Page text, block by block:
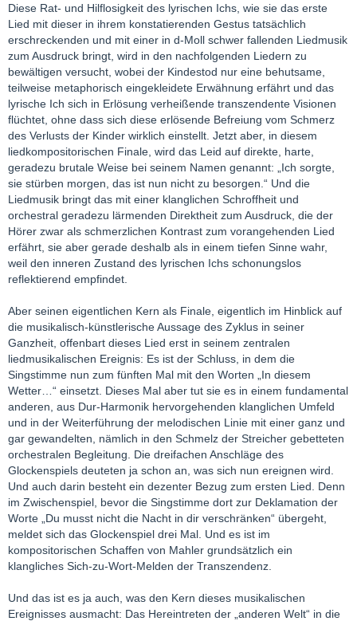
Diese Rat- und Hilflosigkeit des lyrischen Ichs, wie sie das erste
Lied mit dieser in ihrem konstatierenden Gestus tatsächlich
erschreckenden und mit einer in d-Moll schwer fallenden Liedmusik
zum Ausdruck bringt, wird in den nachfolgenden Liedern zu
bewältigen versucht, wobei der Kindestod nur eine behutsame,
teilweise metaphorisch eingekleidete Erwähnung erfährt und das
lyrische Ich sich in Erlösung verheißende transzendente Visionen
flüchtet, ohne dass sich diese erlösende Befreiung vom Schmerz
des Verlusts der Kinder wirklich einstellt. Jetzt aber, in diesem
liedkompositorischen Finale, wird das Leid auf direkte, harte,
geradezu brutale Weise bei seinem Namen genannt: „Ich sorgte,
sie stürben morgen, das ist nun nicht zu besorgen.“ Und die
Liedmusik bringt das mit einer klanglichen Schroffheit und
orchestral geradezu lärmenden Direktheit zum Ausdruck, die der
Hörer zwar als schmerzlichen Kontrast zum vorangehenden Lied
erfährt, sie aber gerade deshalb als in einem tiefen Sinne wahr,
weil den inneren Zustand des lyrischen Ichs schonungslos
reflektierend empfindet.
Aber seinen eigentlichen Kern als Finale, eigentlich im Hinblick auf
die musikalisch-künstlerische Aussage des Zyklus in seiner
Ganzheit, offenbart dieses Lied erst in seinem zentralen
liedmusikalischen Ereignis: Es ist der Schluss, in dem die
Singstimme nun zum fünften Mal mit den Worten „In diesem
Wetter…“ einsetzt. Dieses Mal aber tut sie es in einem fundamental
anderen, aus Dur-Harmonik hervorgehenden klanglichen Umfeld
und in der Weiterführung der melodischen Linie mit einer ganz und
gar gewandelten, nämlich in den Schmelz der Streicher gebetteten
orchestralen Begleitung. Die dreifachen Anschläge des
Glockenspiels deuteten ja schon an, was sich nun ereignen wird.
Und auch darin besteht ein dezenter Bezug zum ersten Lied. Denn
im Zwischenspiel, bevor die Singstimme dort zur Deklamation der
Worte „Du musst nicht die Nacht in dir verschränken“ übergeht,
meldet sich das Glockenspiel drei Mal. Und es ist im
kompositorischen Schaffen von Mahler grundsätzlich ein
klangliches Sich-zu-Wort-Melden der Transzendenz.
Und das ist es ja auch, was den Kern dieses musikalischen
Ereignisses ausmacht: Das Hereintreten der „anderen Welt“ in die